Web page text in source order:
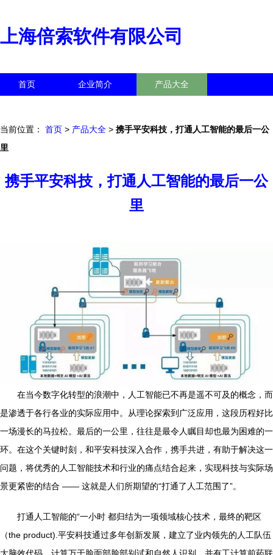
上海倍索软件有限公司
首页 企业简介 产品大全
当前位置： 首页 > 产品大全 > 携手平安科技，打通人工智能的最后一公
里
携手平安科技，打通人工智能的最后一公
里
在当今数字化转型的浪潮中，人工智能已不再是遥不可及的概念，而
是渗透于各行各业的实际应用中。从理论探索到广泛应用，这段历程好比
一场漫长的马拉松。最后的一公里，往往是最令人瞩目却也最为困难的一
环。在这个关键时刻，和平安科技深入合作，携手共进，有助于解决这一
问题，将优秀的人工智能技术和行业的痛点结合起来，实现科技与实际场
景更紧密的结合 —— 这就是人们所期望的“打通了人工范围了”。
打通人工智能的“一小时 都归结为一项领域核心技术，最终的靶区
（the product).平安科技通过多年创新发展，建立了业内领先的人工队伍